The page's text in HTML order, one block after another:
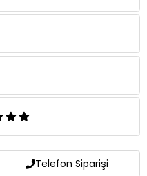
Telefon Siparişi